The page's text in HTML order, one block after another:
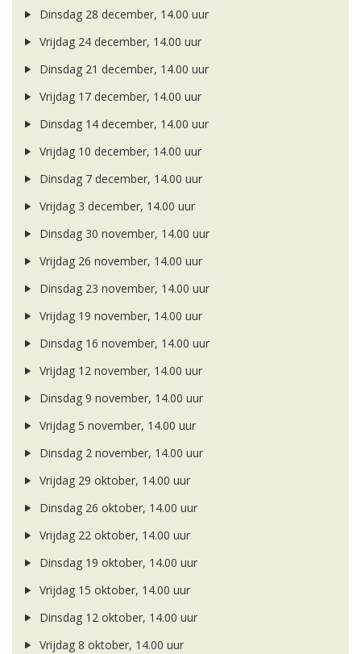
Dinsdag 28 december, 14.00 uur
Vrijdag 24 december, 14.00 uur
Dinsdag 21 december, 14.00 uur
Vrijdag 17 december, 14.00 uur
Dinsdag 14 december, 14.00 uur
Vrijdag 10 december, 14.00 uur
Dinsdag 7 december, 14.00 uur
Vrijdag 3 december, 14.00 uur
Dinsdag 30 november, 14.00 uur
Vrijdag 26 november, 14.00 uur
Dinsdag 23 november, 14.00 uur
Vrijdag 19 november, 14.00 uur
Dinsdag 16 november, 14.00 uur
Vrijdag 12 november, 14.00 uur
Dinsdag 9 november, 14.00 uur
Vrijdag 5 november, 14.00 uur
Dinsdag 2 november, 14.00 uur
Vrijdag 29 oktober, 14.00 uur
Dinsdag 26 oktober, 14.00 uur
Vrijdag 22 oktober, 14.00 uur
Dinsdag 19 oktober, 14.00 uur
Vrijdag 15 oktober, 14.00 uur
Dinsdag 12 oktober, 14.00 uur
Vrijdag 8 oktober, 14.00 uur